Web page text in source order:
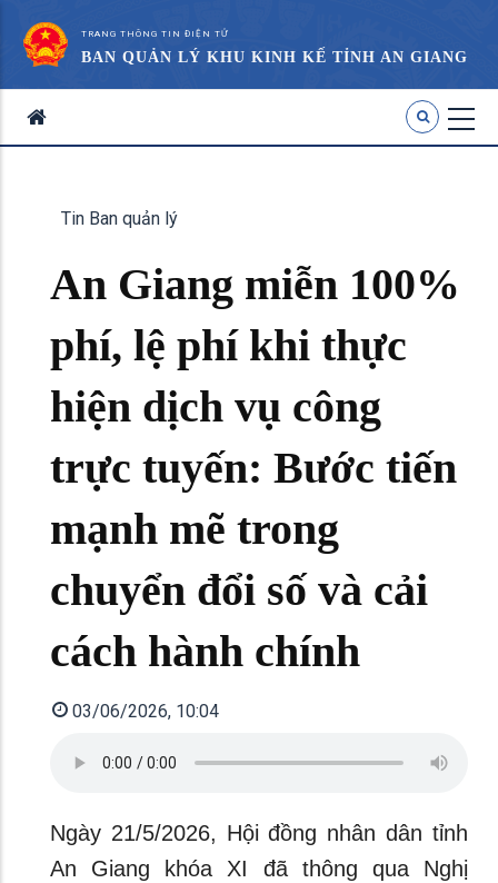
TRANG THÔNG TIN ĐIỆN TỬ
BAN QUẢN LÝ KHU KINH KẾ TỈNH AN GIANG
Tin Ban quản lý
An Giang miễn 100%
phí, lệ phí khi thực
hiện dịch vụ công
trực tuyến: Bước tiến
mạnh mẽ trong
chuyển đổi số và cải
cách hành chính
03/06/2026, 10:04
Ngày 21/5/2026, Hội đồng nhân dân tỉnh
An Giang khóa XI đã thông qua Nghị